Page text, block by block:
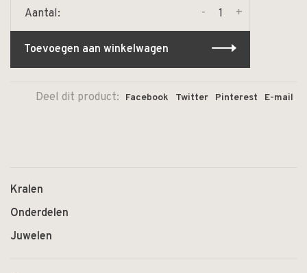
Aantal: +
-
Toevoegen aan winkelwagen
Deel dit product: Facebook Twitter Pinterest E-mail
Kralen
Onderdelen
Juwelen